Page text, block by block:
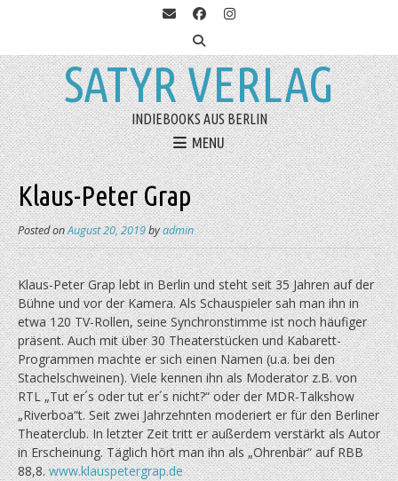
SATYR VERLAG
INDIEBOOKS AUS BERLIN
MENU
Klaus-Peter Grap
Posted onAugust 20, 2019byadmin
Klaus-Peter Grap lebt in Berlin und steht seit 35 Jahren auf der
Bühne und vor der Kamera. Als Schauspieler sah man ihn in
etwa 120 TV-Rollen, seine Synchronstimme ist noch häufiger
präsent. Auch mit über 30 Theaterstücken und Kabarett-
Programmen machte er sich einen Namen (u.a. bei den
Stachelschweinen). Viele kennen ihn als Moderator z.B. von
RTL „Tut er´s oder tut er´s nicht?“ oder der MDR-Talkshow
„Riverboa“t. Seit zwei Jahrzehnten moderiert er für den Berliner
Theaterclub. In letzter Zeit tritt er außerdem verstärkt als Autor
in Erscheinung. Täglich hört man ihn als „Ohrenbär“ auf RBB
88,8.www.klauspetergrap.de